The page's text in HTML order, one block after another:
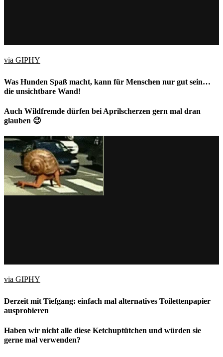
via GIPHY
Was Hunden Spaß macht, kann für Menschen nur gut sein…
die unsichtbare Wand!
Auch Wildfremde dürfen bei Aprilscherzen gern mal dran
glauben 😉
via GIPHY
Derzeit mit Tiefgang: einfach mal alternatives Toilettenpapier
ausprobieren
Haben wir nicht alle diese Ketchuptütchen und würden sie
gerne mal verwenden?